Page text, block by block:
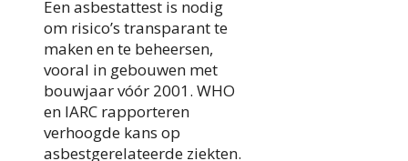
Een asbestattest is nodig
om risico’s transparant te
maken en te beheersen,
vooral in gebouwen met
bouwjaar vóór 2001. WHO
en IARC rapporteren
verhoogde kans op
asbestgerelateerde ziekten.